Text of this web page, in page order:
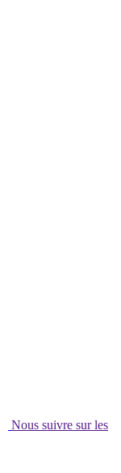
Nous suivre sur les